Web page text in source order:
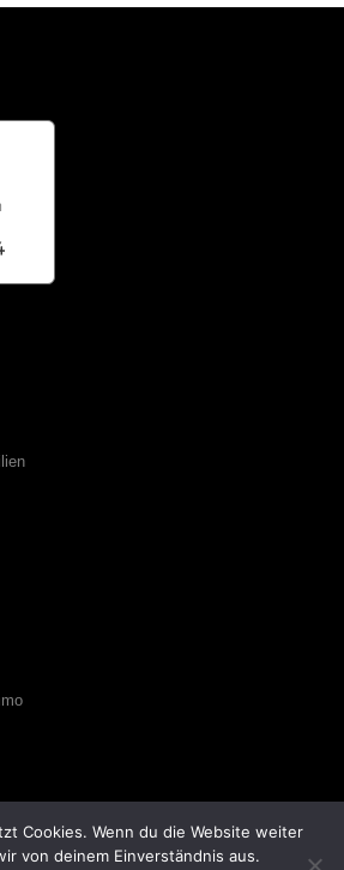
– Datenschutzerklärung–Impressum
Cookies. Wenn du die Website weiter
von deinem Einverständnis aus.